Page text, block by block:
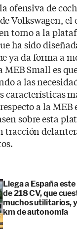
ofensiva de
Volkswagen,
torno a la
ha sido
ya da forma a
MEB Small es
a las
características
a la MEB
sobre esta
tracción
Llega a España
de 218 CV, que
muchos utilitarios,
km de autonomía